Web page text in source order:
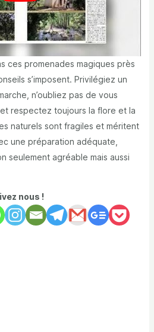
ces promenades magiques près
s’imposent. Privilégiez un
n’oubliez pas de vous
respectez toujours la flore et la
naturels sont fragiles et méritent
une préparation adéquate,
seulement agréable mais aussi
nous !